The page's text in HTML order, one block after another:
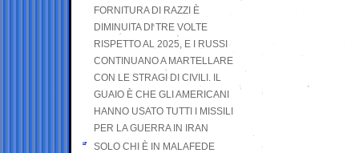
FORNITURA DI RAZZI È
DIMINUITA DI TRE VOLTE
RISPETTO AL 2025, E I RUSSI
CONTINUANO A MARTELLARE
CON LE STRAGI DI CIVILI. IL
GUAIO È CHE GLI AMERICANI
HANNO USATO TUTTI I MISSILI
PER LA GUERRA IN IRAN
SOLO CHI È IN MALAFEDE